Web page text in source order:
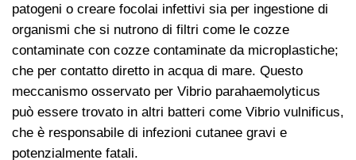
patogeni o creare focolai infettivi sia per ingestione di
organismi che si nutrono di filtri come le cozze
contaminate con cozze contaminate da microplastiche;
che per contatto diretto in acqua di mare. Questo
meccanismo osservato per Vibrio parahaemolyticus
può essere trovato in altri batteri come Vibrio vulnificus,
che è responsabile di infezioni cutanee gravi e
potenzialmente fatali.